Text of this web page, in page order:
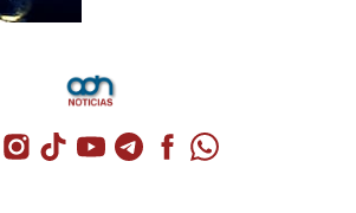
Cuenta de X / Twitter (se abre en una
Cuenta de Instagram (se abre en una
Cuenta de TikTok (se abre en
Cuenta de YouTube (se abre
Cuenta de Telegram (se
Cuenta de
Cuenta de